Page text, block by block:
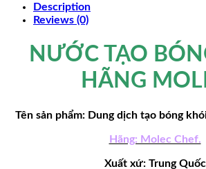
Description
Reviews (0)
NƯỚC TẠO
HÃNG
Tên sản phẩm: Dung dịch tạo bóng
Hãng: Molec Chef.
Xuất xứ: Trung Quốc